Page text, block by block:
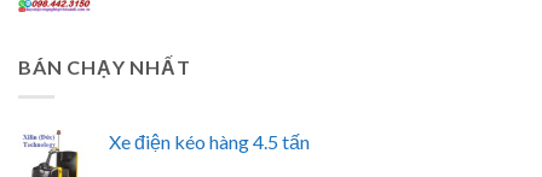
BÁN CHẠY NHẤT
Xe điện kéo hàng 4.5 tấn